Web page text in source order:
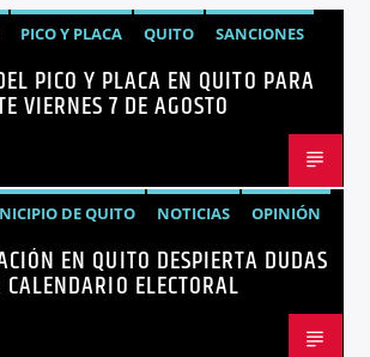
PICO Y PLACA QUITO SANCIONES
PICO Y PLACA EN QUITO PARA
VIERNES 7 DE AGOSTO
DE QUITO NOTICIAS
OPINIÓN
EN QUITO DESPIERTA DUDAS
CALENDARIO ELECTORAL